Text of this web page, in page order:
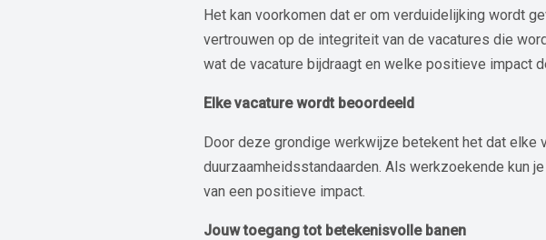
Het kan voorkomen dat er om verduidelijking wordt
vertrouwen op de integriteit van de vacatures die
wat de vacature bijdraagt en welke positieve impact
Elke vacature wordt beoordeeld
Door deze grondige werkwijze betekent het dat elke
duurzaamheidsstandaarden. Als werkzoekende kun
van een positieve impact.
Jouw toegang tot betekenisvolle banen